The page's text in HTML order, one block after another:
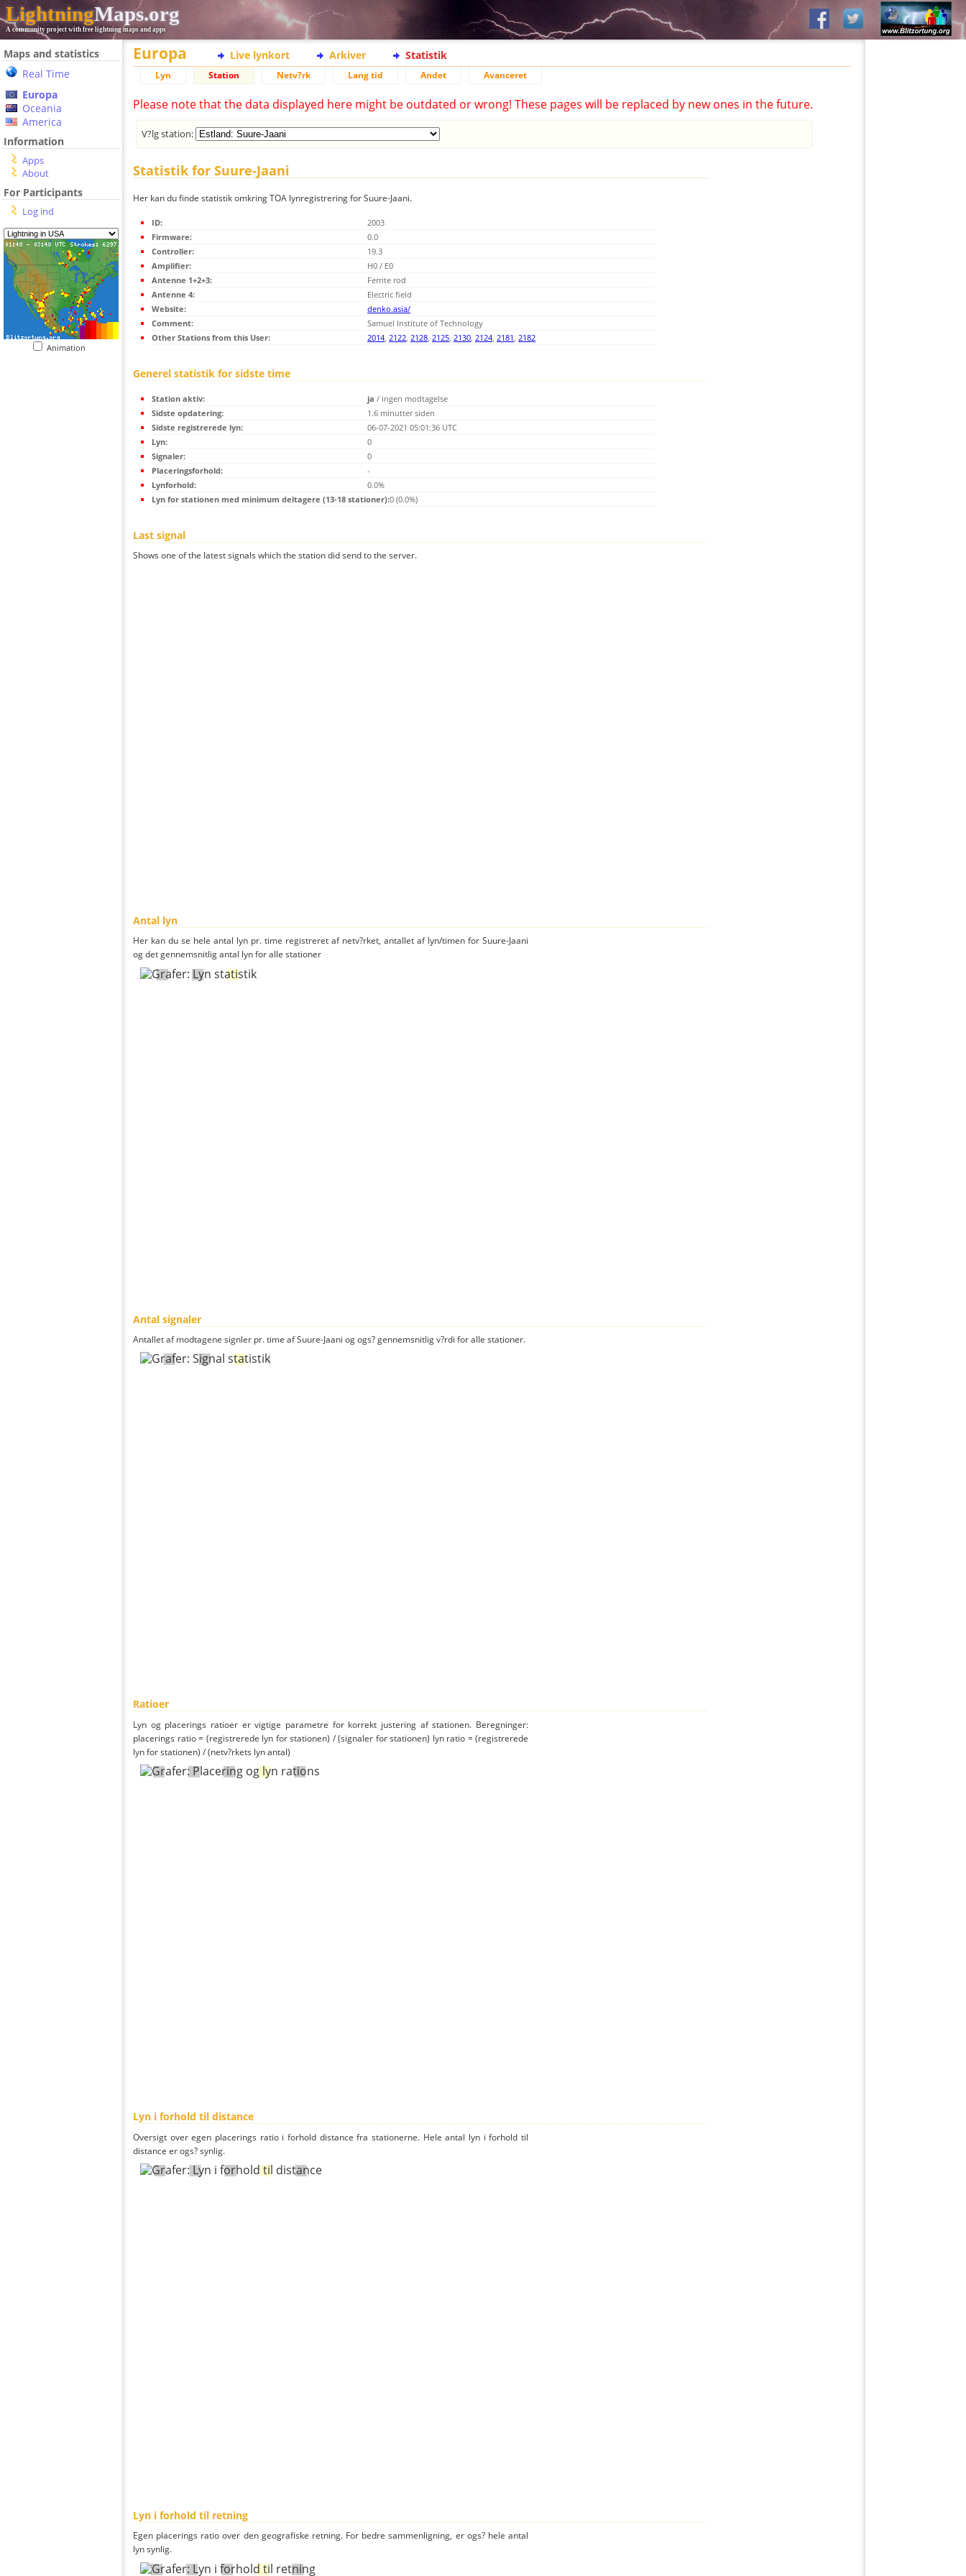
LightningMaps.org
A community project with free lightning maps and apps
Maps and statistics
Real Time
Europa
Oceania
America
Information
Apps
About
For Participants
Log ind
Animation
Europa Live lynkort Arkiver Statistik
Lyn Station Netv?rk Lang tid Andet Avanceret
Please note that the data displayed here might be outdated or wrong! These pages will be replaced by new ones in the future.
V?lg station:
Statistik for Suure-Jaani
Her kan du finde statistik omkring TOA lynregistrering for Suure-Jaani.
ID:
2003
Firmware:
0.0
Controller:
19.3
Amplifier:
H0 / E0
Antenne 1+2+3:
Ferrite rod
Antenne 4:
Electric field
Website:
denko.asia/
Comment:
Samuel Institute of Technology
Other Stations from this User:
2014, 2122, 2128, 2125, 2130, 2124, 2181, 2182
Generel statistik for sidste time
Station aktiv: ja / ingen modtagelse
Sidste opdatering:
1.6 minutter siden
Sidste registrerede lyn:
06-07-2021 05:01:36 UTC
Lyn:
0
Signaler:
0
Placeringsforhold:
-
Lynforhold:
0.0%
Lyn for stationen med minimum deltagere (13-18 stationer):0 (0.0%)
Last signal
Shows one of the latest signals which the station did send to the server.
Antal lyn
Her kan du se hele antal lyn pr. time registreret af netv?rket, antallet af lyn/timen for Suure-Jaani
og det gennemsnitlig antal lyn for alle stationer
Antal signaler
Antallet af modtagene signler pr. time af Suure-Jaani og ogs? gennemsnitlig v?rdi for alle stationer.
Ratioer
Lyn og placerings ratioer er vigtige parametre for korrekt justering af stationen. Beregninger:
placerings ratio = (registrerede lyn for stationen) / (signaler for stationen) lyn ratio = (registrerede
lyn for stationen) / (netv?rkets lyn antal)
Lyn i forhold til distance
Oversigt over egen placerings ratio i forhold distance fra stationerne. Hele antal lyn i forhold til
distance er ogs? synlig.
Lyn i forhold til retning
Egen placerings ratio over den geografiske retning. For bedre sammenligning, er ogs? hele antal
lyn synlig.